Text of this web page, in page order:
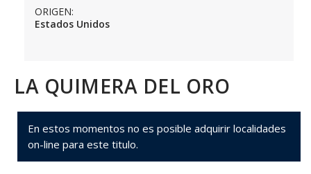
ORIGEN:
Estados Unidos
LA QUIMERA DEL ORO
En estos momentos no es posible adquirir localidades
on-line para este titulo.